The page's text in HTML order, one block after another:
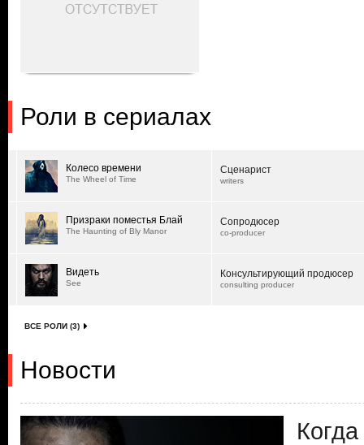
Роли в сериалах
Колесо времени
The Wheel of Time
Сценарист
writers
Призраки поместья Блай
The Haunting of Bly Manor
Сопродюсер
co-producer
Видеть
See
Консультирующий продюсер
consulting producer
ВСЕ РОЛИ (3)
Новости